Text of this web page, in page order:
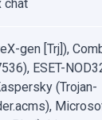
chat
gen [Trj]),
ESET-
(Trojan-